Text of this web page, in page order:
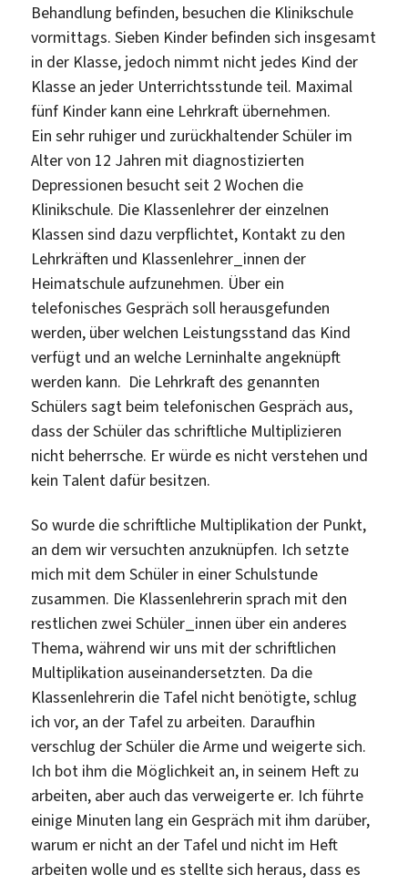
Behandlung befinden, besuchen die Klinikschule
vormittags. Sieben Kinder befinden sich insgesamt
in der Klasse, jedoch nimmt nicht jedes Kind der
Klasse an jeder Unterrichtsstunde teil. Maximal
fünf Kinder kann eine Lehrkraft übernehmen.
Ein sehr ruhiger und zurückhaltender Schüler im
Alter von 12 Jahren mit diagnostizierten
Depressionen besucht seit 2 Wochen die
Klinikschule. Die Klassenlehrer der einzelnen
Klassen sind dazu verpflichtet, Kontakt zu den
Lehrkräften und Klassenlehrer_innen der
Heimatschule aufzunehmen. Über ein
telefonisches Gespräch soll herausgefunden
werden, über welchen Leistungsstand das Kind
verfügt und an welche Lerninhalte angeknüpft
werden kann. Die Lehrkraft des genannten
Schülers sagt beim telefonischen Gespräch aus,
dass der Schüler das schriftliche Multiplizieren
nicht beherrsche. Er würde es nicht verstehen und
kein Talent dafür besitzen.
So wurde die schriftliche Multiplikation der Punkt,
an dem wir versuchten anzuknüpfen. Ich setzte
mich mit dem Schüler in einer Schulstunde
zusammen. Die Klassenlehrerin sprach mit den
restlichen zwei Schüler_innen über ein anderes
Thema, während wir uns mit der schriftlichen
Multiplikation auseinandersetzten. Da die
Klassenlehrerin die Tafel nicht benötigte, schlug
ich vor, an der Tafel zu arbeiten. Daraufhin
verschlug der Schüler die Arme und weigerte sich.
Ich bot ihm die Möglichkeit an, in seinem Heft zu
arbeiten, aber auch das verweigerte er. Ich führte
einige Minuten lang ein Gespräch mit ihm darüber,
warum er nicht an der Tafel und nicht im Heft
arbeiten wolle und es stellte sich heraus, dass es